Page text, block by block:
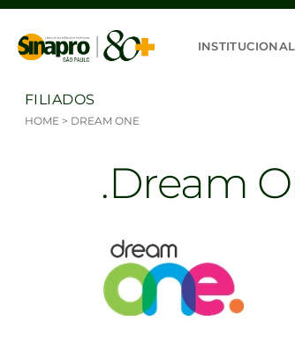
Ir para o conteúdo
INSTITUCIONAL
FILIADOS
HOME > DREAM ONE
Dream